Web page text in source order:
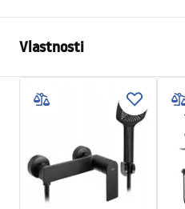
Vlastnosti
Spôsob, ako otvoriť dvere
Hrúbka skla
Výška sprchových dverí